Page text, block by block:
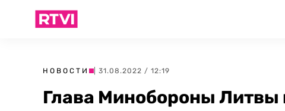
НОВОСТИ | 31.08.2022 / 12:19
Глава Минобороны Литвы